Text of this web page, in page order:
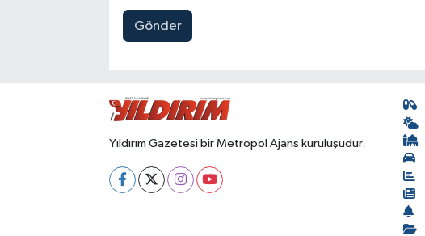
Gönder
Yıldırım Gazetesi bir Metropol Ajans kuruluşudur.